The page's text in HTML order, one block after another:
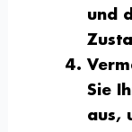
und
Sie
aus,